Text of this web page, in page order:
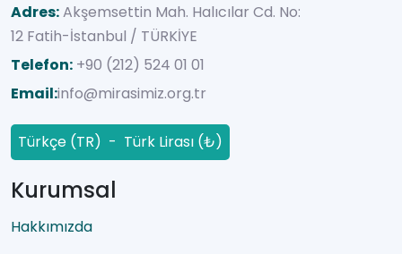
Adres:Akşemsettin Mah. Halıcılar Cd. No:
12 Fatih-İstanbul / TÜRKİYE
Telefon: +90 (212) 524 01 01
Email:info@mirasimiz.org.tr
Türkçe (TR) - Türk Lirası (₺)
Kurumsal
Hakkımızda